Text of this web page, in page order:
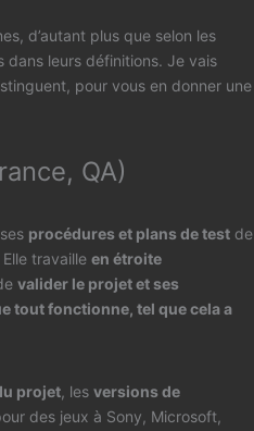
d’autant plus que selon les
dans leurs définitions. Je vais
pour vous en donner une
QA)
procédures et plans de test de
Elle travaille en étroite
valider le projet et ses
tout fonctionne, tel que cela a
projet, les versions de
des jeux à Sony, Microsoft,